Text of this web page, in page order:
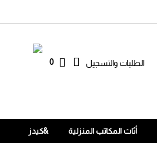
الطلبات والتسجيل 0
أثاث المكاتب المنزلية &كيدز